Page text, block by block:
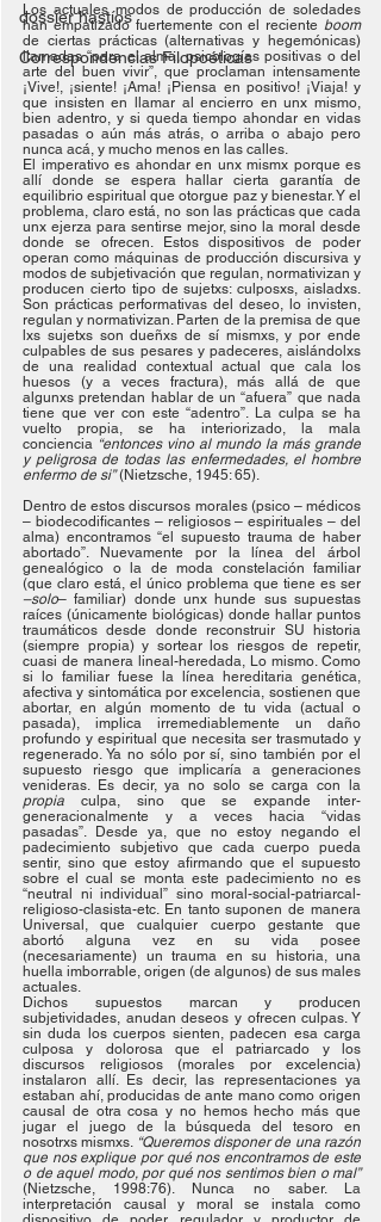
dossier hastíos
Correspondencias Filopoéticas
Los actuales modos de producción de soledades
han empatizado fuertemente con el reciente boom
de ciertas prácticas (alternativas y hegemónicas)
llamadas “para el alma, psicologías positivas o del
arte del buen vivir”, que proclaman intensamente
¡Vive!, ¡siente! ¡Ama! ¡Piensa en positivo! ¡Viaja! y
que insisten en llamar al encierro en unx mismo,
bien adentro, y si queda tiempo ahondar en vidas
pasadas o aún más atrás, o arriba o abajo pero
nunca acá, y mucho menos en las calles.
El imperativo es ahondar en unx mismx porque es
allí donde se espera hallar cierta garantía de
equilibrio espiritual que otorgue paz y bienestar. Y el
problema, claro está, no son las prácticas que cada
unx ejerza para sentirse mejor, sino la moral desde
donde se ofrecen. Estos dispositivos de poder
operan como máquinas de producción discursiva y
modos de subjetivación que regulan, normativizan y
producen cierto tipo de sujetxs: culposxs, aisladxs.
Son prácticas performativas del deseo, lo invisten,
regulan y normativizan. Parten de la premisa de que
lxs sujetxs son dueñxs de sí mismxs, y por ende
culpables de sus pesares y padeceres, aislándolxs
de una realidad contextual actual que cala los
huesos (y a veces fractura), más allá de que
algunxs pretendan hablar de un “afuera” que nada
tiene que ver con este “adentro”. La culpa se ha
vuelto propia, se ha interiorizado, la mala
conciencia “entonces vino al mundo la más grande
y peligrosa de todas las enfermedades, el hombre
enfermo de si” (Nietzsche, 1945: 65).
Dentro de estos discursos morales (psico – médicos
– biodecodificantes – religiosos – espirituales – del
alma) encontramos “el supuesto trauma de haber
abortado”. Nuevamente por la línea del árbol
genealógico o la de moda constelación familiar
(que claro está, el único problema que tiene es ser
–solo– familiar) donde unx hunde sus supuestas
raíces (únicamente biológicas) donde hallar puntos
traumáticos desde donde reconstruir SU historia
(siempre propia) y sortear los riesgos de repetir,
cuasi de manera lineal-heredada, Lo mismo. Como
si lo familiar fuese la línea hereditaria genética,
afectiva y sintomática por excelencia, sostienen que
abortar, en algún momento de tu vida (actual o
pasada), implica irremediablemente un daño
profundo y espiritual que necesita ser trasmutado y
regenerado. Ya no sólo por sí, sino también por el
supuesto riesgo que implicaría a generaciones
propia culpa, sino que se expande inter-
generacionalmente y a veces hacia “vidas
pasadas”. Desde ya, que no estoy negando el
padecimiento subjetivo que cada cuerpo pueda
sentir, sino que estoy afirmando que el supuesto
sobre el cual se monta este padecimiento no es
“neutral ni individual” sino moral-social-patriarcal-
religioso-clasista-etc. En tanto suponen de manera
Universal, que cualquier cuerpo gestante que
abortó alguna vez en su vida posee
(necesariamente) un trauma en su historia, una
huella imborrable, origen (de algunos) de sus males
actuales.
Dichos supuestos marcan y producen
subjetividades, anudan deseos y ofrecen culpas. Y
sin duda los cuerpos sienten, padecen esa carga
culposa y dolorosa que el patriarcado y los
discursos religiosos (morales por excelencia)
instalaron allí. Es decir, las representaciones ya
estaban ahí, producidas de ante mano como origen
causal de otra cosa y no hemos hecho más que
jugar el juego de la búsqueda del tesoro en
nosotrxs mismxs. “Queremos disponer de una razón
que nos explique por qué nos encontramos de este
o de aquel modo, por qué nos sentimos bien o mal”
(Nietzsche, 1998:76). Nunca no saber. La
interpretación causal y moral se instala como